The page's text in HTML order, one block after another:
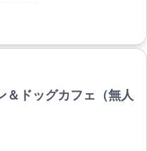
ドッグカフェ（無人